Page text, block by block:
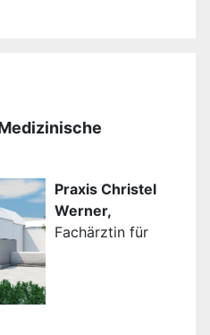
Praxis Christel
Werner,
Fachärztin für